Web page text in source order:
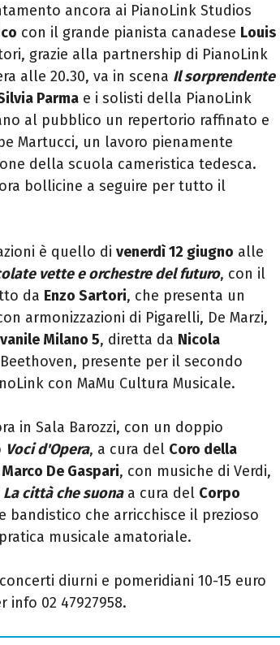
ancora ai PianoLink Studios
con il grande pianista canadese Louis
grazie alla partnership di PianoLink
alle 20.30, va in scena Il sorprendente
Parma e i solisti della PianoLink
al pubblico un repertorio raffinato e
Martucci, un lavoro pienamente
della scuola cameristica tedesca.
bollicine a seguire per tutto il
è quello di venerdì 12 giugno alle
vette e orchestre del futuro, con il
da Enzo Sartori, che presenta un
armonizzazioni di Pigarelli, De Marzi,
Milano 5, diretta da Nicola
presente per il secondo
con MaMu Cultura Musicale.
in Sala Barozzi, con un doppio
Voci d'Opera, a cura del Coro della
Marco De Gaspari, con musiche di Verdi,
La città che suonaa cura del Corpo
bandistico che arricchisce il prezioso
musicale amatoriale.
diurni e pomeridiani 10-15 euro
02 47927958.